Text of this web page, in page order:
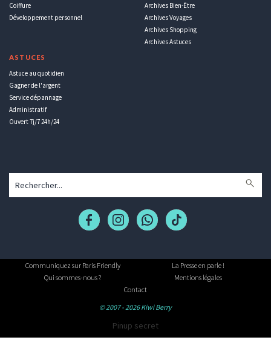
Coiffure
Développement personnel
ASTUCES
Astuce au quotidien
Gagner de l'argent
Service dépannage
Administratif
Ouvert 7j/7 24h/24
Archives Bien-Être
Archives Voyages
Archives Shopping
Archives Astuces
Communiquez sur Paris Friendly
La Presse en parle !
Qui sommes-nous ?
Mentions légales
Contact
© 2007 - 2026 Kiwi Berry
Pinup secret